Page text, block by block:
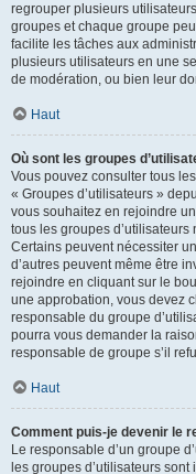
regrouper plusieurs
groupes et chaque groupe
facilite les tâches aux
plusieurs utilisateurs en une
de modération, ou bien leur
Haut
Où sont les groupes
Vous pouvez consulter tous
« Groupes d’utilisateurs »
vous souhaitez en rejoindre
tous les groupes
Certains peuvent nécessiter
d’autres peuvent même être
rejoindre en cliquant sur le
une approbation, vous devez
responsable du groupe
pourra vous demander la
responsable de groupe s’il
Haut
Comment puis-je devenir le
Le responsable d’un groupe
les groupes d’utilisateurs